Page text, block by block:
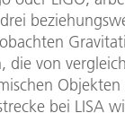
die von
bei LISA